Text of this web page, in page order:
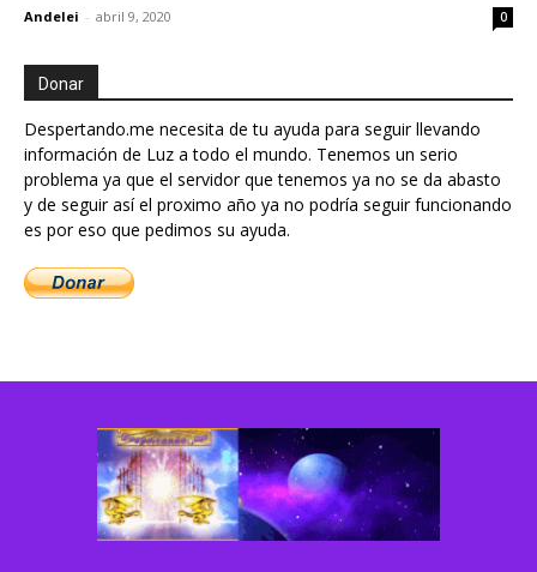
Andelei - abril 9, 2020 0
Donar
Despertando.me necesita de tu ayuda para seguir llevando
información de Luz a todo el mundo. Tenemos un serio
problema ya que el servidor que tenemos ya no se da abasto
y de seguir así el proximo año ya no podría seguir funcionando
es por eso que pedimos su ayuda.